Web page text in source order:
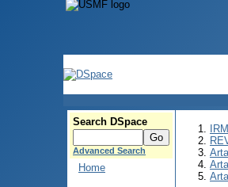
Search DSpace
Advanced Search
Home